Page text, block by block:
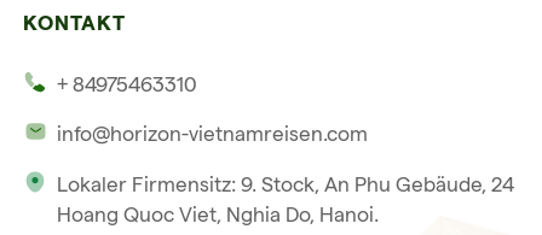
Mehrere Länder
Unsere internationale Tourismuslizenz
KONTAKT
+ 84975463310
info@horizon-vietnamreisen.com
Lokaler Firmensitz: 9. Stock, An Phu Gebäude, 24
Hoang Quoc Viet, Nghia Do, Hanoi.